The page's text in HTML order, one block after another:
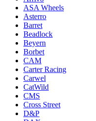
ASA Wheels
Asterro
Barret
Beadlock
Beyern
Borbet
CAM
Carter Racing
Carwel
CatWild
CMS
Cross Street
D&P